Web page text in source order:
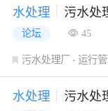
水处理 污水处
论坛 45
污水处理厂 运行
水处理 污水处